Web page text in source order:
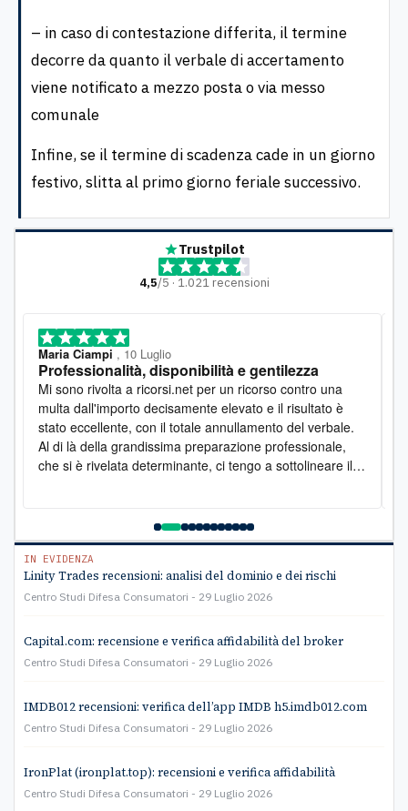
– in caso di contestazione differita, il termine
decorre da quanto il verbale di accertamento
viene notificato a mezzo posta o via messo
comunale
Infine, se il termine di scadenza cade in un giorno
festivo, slitta al primo giorno feriale successivo.
Trustpilot
4,5/5 · 1.021 recensioni
Maria Ciampi , 10 Luglio
Professionalità, disponibilità e gentilezza
Mi sono rivolta a ricorsi.net per un ricorso contro una
multa dall'importo decisamente elevato e il risultato è
stato eccellente, con il totale annullamento del verbale.
Al di là della grandissima preparazione professionale,
che si è rivelata determinante, ci tengo a sottolineare il
IN EVIDENZA
Linity Trades recensioni: analisi del dominio e dei rischi
Centro Studi Difesa Consumatori 29 Luglio 2026
Capital.com: recensione e verifica affidabilità del broker
Centro Studi Difesa Consumatori 29 Luglio 2026
IMDB012 recensioni: verifica dell’app IMDB h5.imdb012.com
Centro Studi Difesa Consumatori 29 Luglio 2026
IronPlat (ironplat.top): recensioni e verifica affidabilità
Centro Studi Difesa Consumatori 29 Luglio 2026